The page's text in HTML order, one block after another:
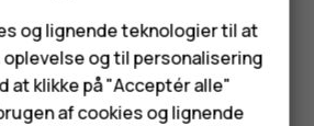
telefoner
var nyttigt?
og lignende teknologier til at
og til personalisering
at klikke på "Acceptér alle"
af cookies og lignende